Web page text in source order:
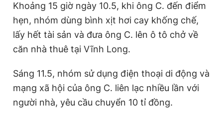
Khoảng 15 giờ ngày 10.5, khi ông C. đến điểm
hẹn, nhóm dùng bình xịt hơi cay khống chế,
lấy hết tài sản và đưa ông C. lên ô tô chở về
căn nhà thuê tại Vĩnh Long.
Sáng 11.5, nhóm sử dụng điện thoại di động và
mạng xã hội của ông C. liên lạc nhiều lần với
người nhà, yêu cầu chuyển 10 tỉ đồng.